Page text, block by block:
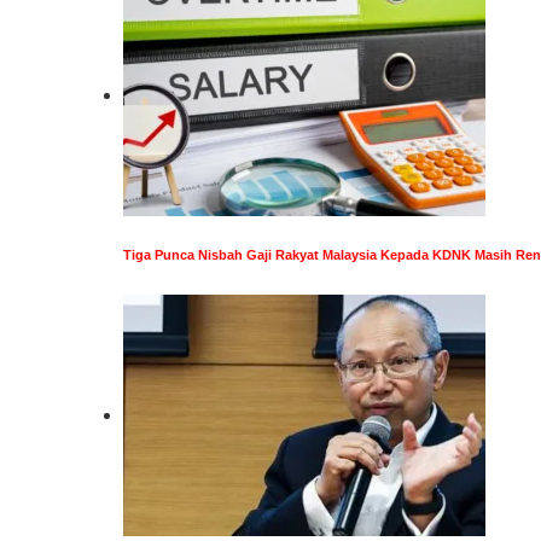
Tiga Punca Nisbah Gaji Rakyat Malaysia Kepada KDNK Masih